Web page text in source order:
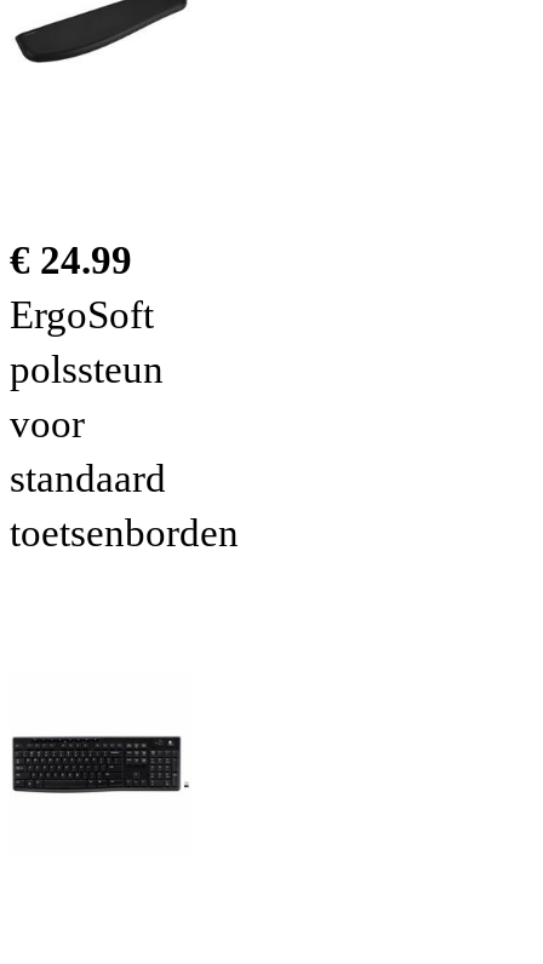
€ 24.99
ErgoSoft
polssteun
voor
standaard
toetsenborden